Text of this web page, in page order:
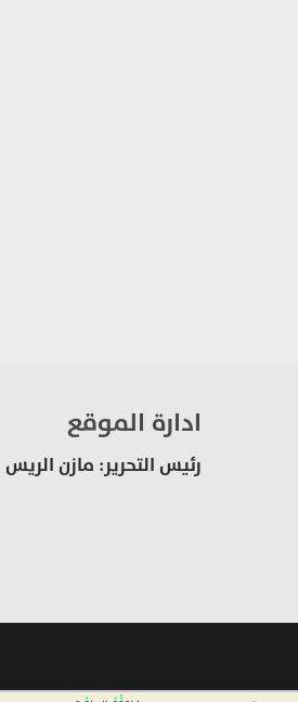
ادارة الموقع
رئيس التحرير: مازن الريس